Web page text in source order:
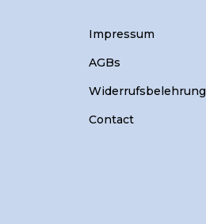
Impressum
AGBs
Widerrufsbelehrung
Contact